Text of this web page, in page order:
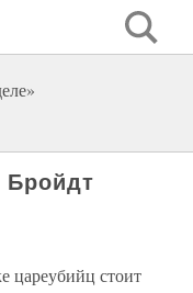
Бройдт
цареубийц стоит